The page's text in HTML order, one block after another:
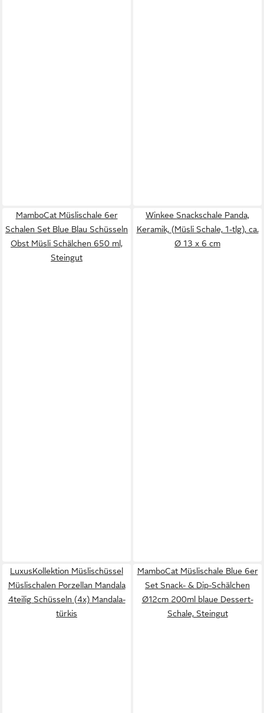
MamboCat Müslischale 6er
Schalen Set Blue Blau Schüsseln
Obst Müsli Schälchen 650 ml,
Steingut
Winkee Snackschale Panda,
Keramik, (Müsli Schale, 1-tlg), ca.
Ø 13 x 6 cm
LuxusKollektion Müslischüssel
Müslischalen Porzellan Mandala
4teilig Schüsseln (4x) Mandala-
türkis
MamboCat Müslischale Blue 6er
Set Snack- & Dip-Schälchen
Ø12cm 200ml blaue Dessert-
Schale, Steingut